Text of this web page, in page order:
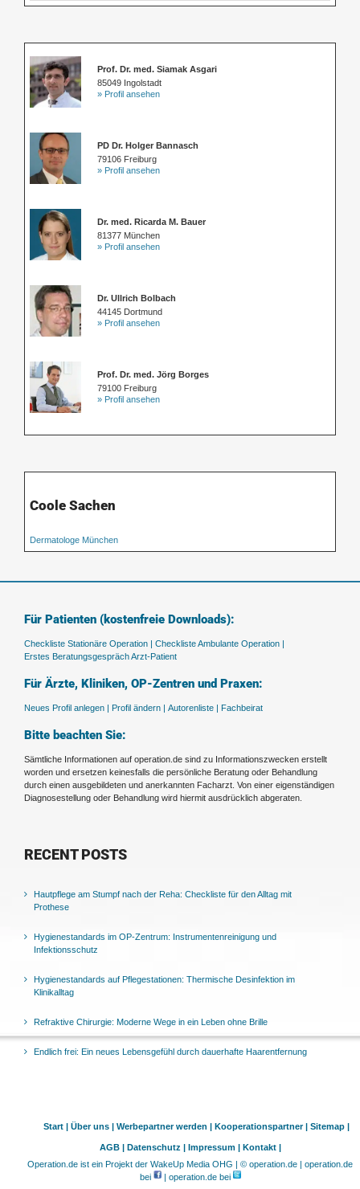
Prof. Dr. med. Siamak Asgari
85049 Ingolstadt
» Profil ansehen
PD Dr. Holger Bannasch
79106 Freiburg
» Profil ansehen
Dr. med. Ricarda M. Bauer
81377 München
» Profil ansehen
Dr. Ullrich Bolbach
44145 Dortmund
» Profil ansehen
Prof. Dr. med. Jörg Borges
79100 Freiburg
» Profil ansehen
Coole Sachen
Dermatologe München
Für Patienten (kostenfreie Downloads):
Checkliste Stationäre Operation |
Checkliste Ambulante Operation |
Erstes Beratungsgespräch Arzt-Patient
Für Ärzte, Kliniken, OP-Zentren und Praxen:
Neues Profil anlegen | Profil ändern | Autorenliste | Fachbeirat
Bitte beachten Sie:
Sämtliche Informationen auf operation.de sind zu Informationszwecken erstellt
worden und ersetzen keinesfalls die persönliche Beratung oder Behandlung
durch einen ausgebildeten und anerkannten Facharzt. Von einer eigenständigen
Diagnosestellung oder Behandlung wird hiermit ausdrücklich abgeraten.
RECENT POSTS
Hautpflege am Stumpf nach der Reha: Checkliste für den Alltag mit
Prothese
Hygienestandards im OP-Zentrum: Instrumentenreinigung und
Infektionsschutz
Hygienestandards auf Pflegestationen: Thermische Desinfektion im
Klinikalltag
Refraktive Chirurgie: Moderne Wege in ein Leben ohne Brille
Endlich frei: Ein neues Lebensgefühl durch dauerhafte Haarentfernung
Start | Über uns | Werbepartner werden | Kooperationspartner | Sitemap |
AGB | Datenschutz | Impressum |
Kontakt |
Operation.de ist ein Projekt der WakeUp Media OHG | © operation.de | operation.de
bei
| operation.de bei